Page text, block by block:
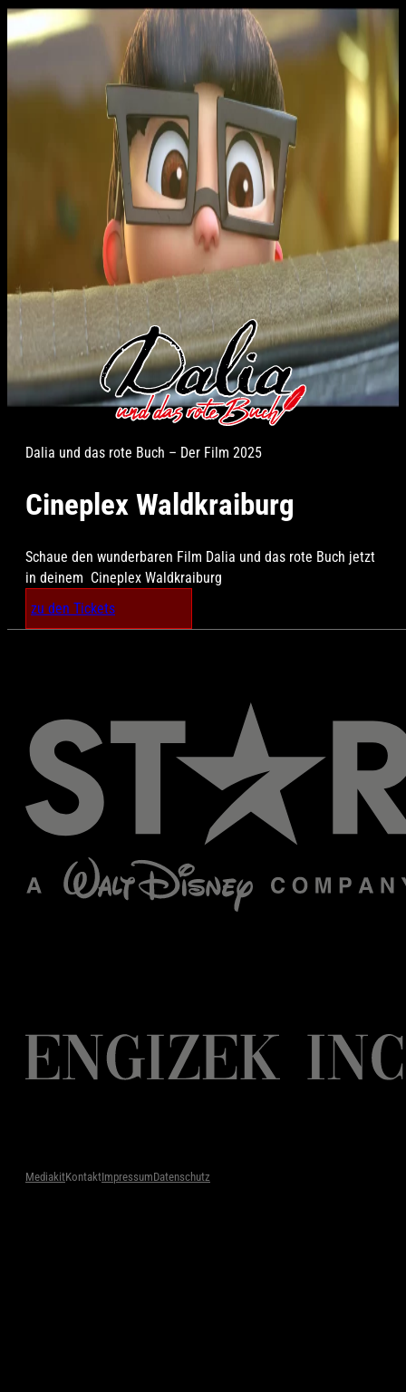
Dalia und das rote Buch – Der Film 2025
Cineplex Waldkraiburg
Schaue den wunderbaren Film Dalia und das rote Buch jetzt
in deinem Cineplex Waldkraiburg
zu den Tickets
MediakitKontaktImpressumDatenschutz